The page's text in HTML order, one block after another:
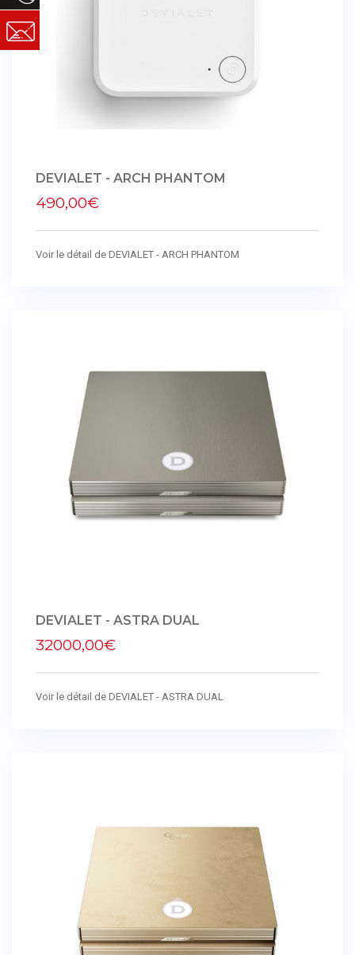
DEVIALET - ARCH PHANTOM
490,00€
Voir le détail de DEVIALET - ARCH PHANTOM
DEVIALET - ASTRA DUAL
32000,00€
Voir le détail de DEVIALET - ASTRA DUAL